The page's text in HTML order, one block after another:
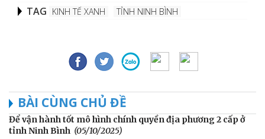
TAG KINH TẾ XANH TỈNH NINH BÌNH
BÀI CÙNG CHỦ ĐỀ
Để vận hành tốt mô hình chính quyền địa phương 2 cấp ở
tỉnh Ninh Bình (05/10/2025)